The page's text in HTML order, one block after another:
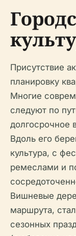
Присутствие
планировку
Многие
следуют по
долгосрочное
Вдоль его
культура, с
ремеслами и
Вишневые
маршрута,
сезонных